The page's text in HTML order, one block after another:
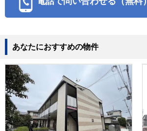
あなたにおすすめの物件